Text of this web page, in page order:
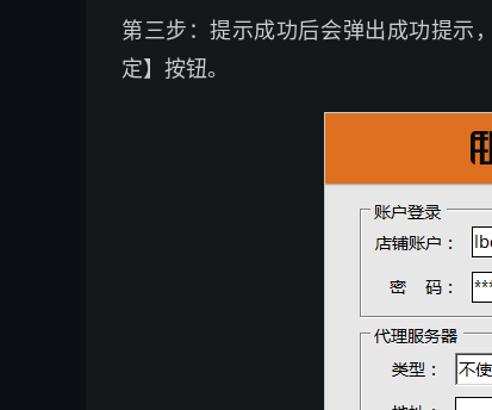
第三步：提示成功后会弹出成功提示
定】按钮。